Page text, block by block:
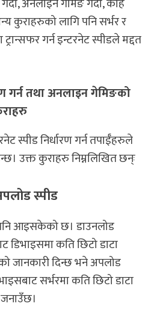
कुराहरुको लागि पनि सर्भर र
गर्न इन्टरनेट स्पीडले मद्दत
गर्न तथा अनलाइन गेमिङको
स्पीड निर्धारण गर्न तपाईँहरुले
उक्त कुराहरु निम्नलिखित छन्ः
स्पीड
आइसकेको छ। डाउनलोड
डिभाइसमा कति छिटो डाटा
जानकारी दिन्छ भने अपलोड
सर्भरमा कति छिटो डाटा